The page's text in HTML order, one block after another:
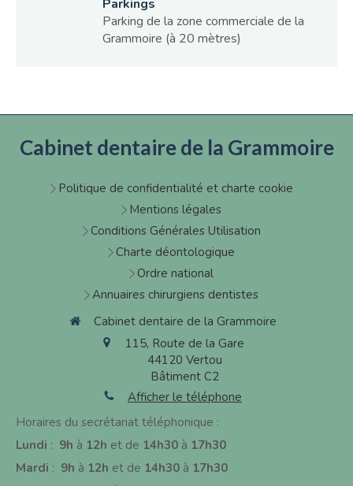
Parkings
Parking de la zone commerciale de la
Grammoire (à 20 mètres)
Cabinet dentaire de la Grammoire
Politique de confidentialité et charte cookie
Mentions légales
Conditions Générales Utilisation
Charte déontologique
Ordre national
Annuaires chirurgiens dentistes
Cabinet dentaire de la Grammoire
115, Route de la Gare
44120 Vertou
Bâtiment C2
Afficher le téléphone
Horaires du secrétariat téléphonique :
Lundi : 9h à 12h et de 14h30 à 17h30
Mardi : 9h à 12h et de 14h30 à 17h30